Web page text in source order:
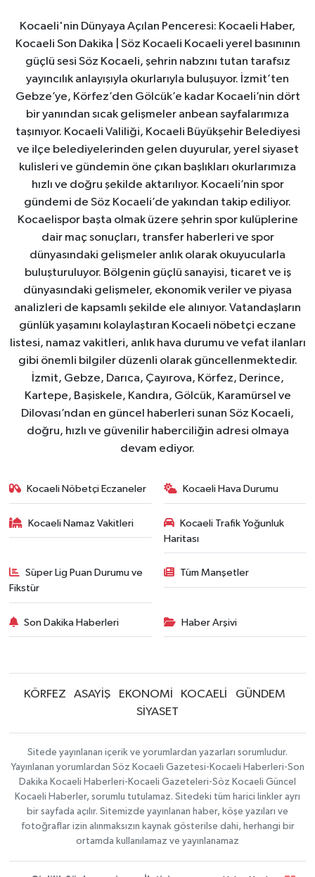
Kocaeli'nin Dünyaya Açılan Penceresi: Kocaeli Haber,
Kocaeli Son Dakika | Söz Kocaeli Kocaeli yerel basınının
güçlü sesi Söz Kocaeli, şehrin nabzını tutan tarafsız
yayıncılık anlayışıyla okurlarıyla buluşuyor. İzmit’ten
Gebze’ye, Körfez’den Gölcük’e kadar Kocaeli’nin dört
bir yanından sıcak gelişmeler anbean sayfalarımıza
taşınıyor. Kocaeli Valiliği, Kocaeli Büyükşehir Belediyesi
ve ilçe belediyelerinden gelen duyurular, yerel siyaset
kulisleri ve gündemin öne çıkan başlıkları okurlarımıza
hızlı ve doğru şekilde aktarılıyor. Kocaeli’nin spor
gündemi de Söz Kocaeli’de yakından takip ediliyor.
Kocaelispor başta olmak üzere şehrin spor kulüplerine
dair maç sonuçları, transfer haberleri ve spor
dünyasındaki gelişmeler anlık olarak okuyucularla
buluşturuluyor. Bölgenin güçlü sanayisi, ticaret ve iş
dünyasındaki gelişmeler, ekonomik veriler ve piyasa
analizleri de kapsamlı şekilde ele alınıyor. Vatandaşların
günlük yaşamını kolaylaştıran Kocaeli nöbetçi eczane
listesi, namaz vakitleri, anlık hava durumu ve vefat ilanları
gibi önemli bilgiler düzenli olarak güncellenmektedir.
İzmit, Gebze, Darıca, Çayırova, Körfez, Derince,
Kartepe, Başiskele, Kandıra, Gölcük, Karamürsel ve
Dilovası’ndan en güncel haberleri sunan Söz Kocaeli,
doğru, hızlı ve güvenilir haberciliğin adresi olmaya
devam ediyor.
Kocaeli Nöbetçi Eczaneler Kocaeli Hava Durumu
Kocaeli Namaz Vakitleri
Kocaeli Trafik Yoğunluk
Haritası
Süper Lig Puan Durumu ve
Fikstür
Tüm Manşetler
Son Dakika Haberleri Haber Arşivi
KÖRFEZ ASAYİŞ EKONOMİ KOCAELİ
GÜNDEM
SİYASET
Sitede yayınlanan içerik ve yorumlardan yazarları sorumludur.
Yayınlanan yorumlardan Söz Kocaeli Gazetesi-Kocaeli Haberleri-Son
Dakika Kocaeli Haberleri-Kocaeli Gazeteleri-Söz Kocaeli Güncel
Kocaeli Haberler, sorumlu tutulamaz. Sitedeki tüm harici linkler ayrı
bir sayfada açılır. Sitemizde yayınlanan haber, köşe yazıları ve
fotoğraflar izin alınmaksızın kaynak gösterilse dahi, herhangi bir
ortamda kullanılamaz ve yayınlanamaz